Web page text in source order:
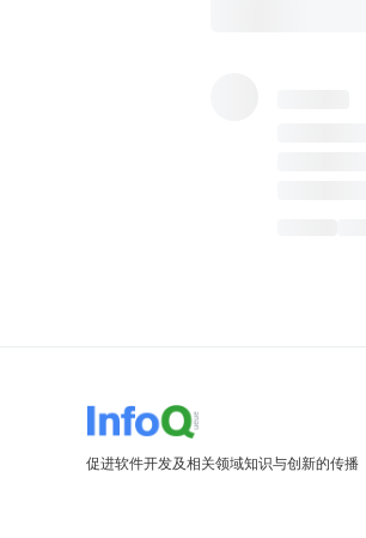
促进软件开发及相关领域知识与创新的传播